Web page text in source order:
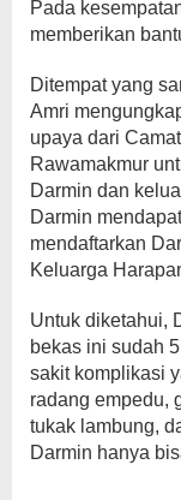
Pada
memberikan
Ditempat yang
Amri
upaya dari
Rawamakmur
Darmin dan
Darmin
mendaftarkan
Keluarga
Untuk diketahui,
bekas ini sudah
sakit komplikasi
radang empedu,
tukak lambung,
Darmin hanya